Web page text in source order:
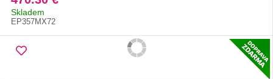
Skladem
EP357MX72